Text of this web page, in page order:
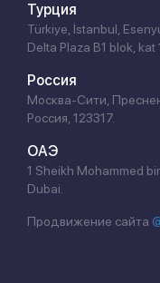
Турция
Türkiye, İstanbul,
Delta Plaza B1 blok, kat
Россия
Москва-Сити,
Россия, 123317.
ОАЭ
1 Sheikh Mohammed
Dubai.
Продвижение сайта